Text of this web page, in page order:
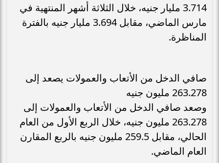
3.714 مليار جنيه، خلال الثلاثة أشهر المنتهية في
مارس الماضي، مقابل 3.694 مليار جنيه بالفترة
المناظرة.
صافي الدخل من الأتعاب والعمولات يصعد إلى
263.278 مليون جنيه
وصعد صافي الدخل من الأتعاب والعمولات إلى
263.278 مليون جنيه، خلال الربع الأول من العام
الحالي، مقابل 259.5 مليون جنيه بالربع المقارن
العام الماضي.